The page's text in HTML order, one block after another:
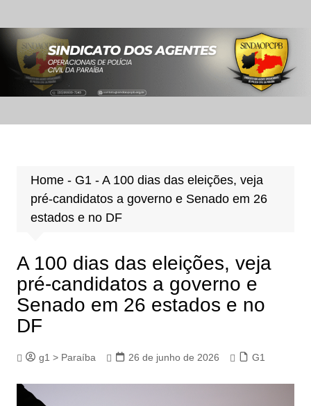
para
conteúdo
Home- G1 - A 100 dias das eleições, veja
pré-candidatos a governo e Senado em 26
estados e no DF
A 100 dias das eleições, veja
pré-candidatos a governo e
Senado em 26 estados e no
DF
g1 > Paraíba 26 de junho de 2026 G1